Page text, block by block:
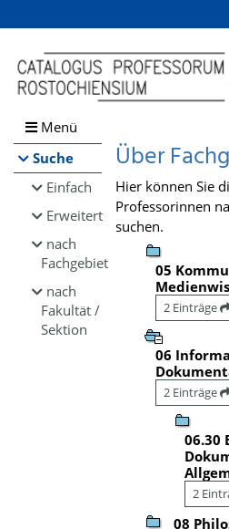
Browsen
direkt zum Inhalt
Menü
Suche
Einfach
Erweitert
nach
Fachgebiet
nach
Fakultät /
Sektion
Über
Hier können Sie
Professorinnen
suchen.
05
2 Einträge
06
2 Einträge
06.30
2
08